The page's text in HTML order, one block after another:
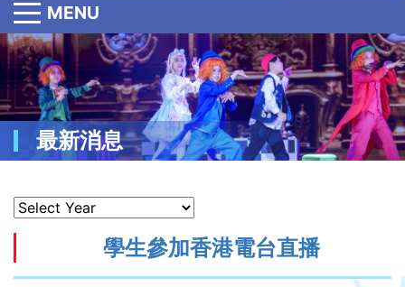
MENU
最新消息
學生參加香港電台直播